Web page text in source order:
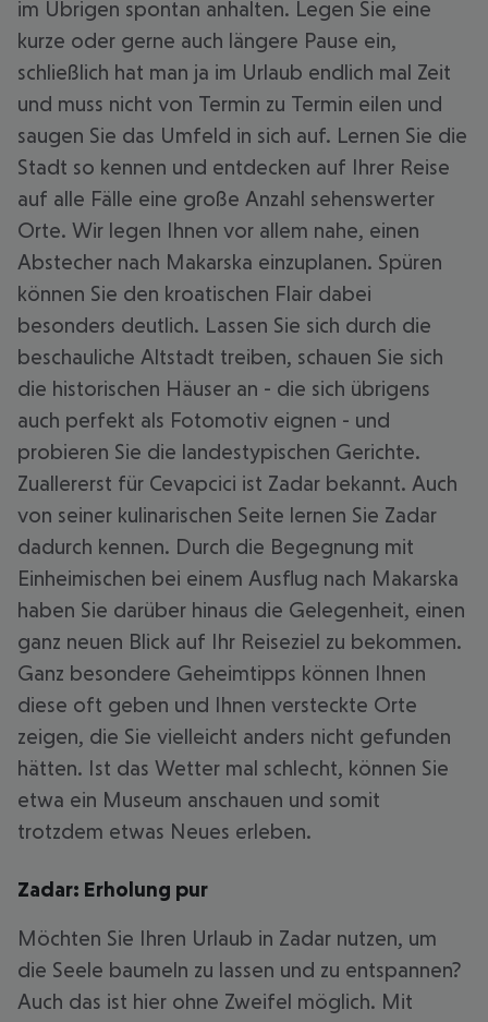
im Übrigen spontan anhalten. Legen Sie eine
kurze oder gerne auch längere Pause ein,
schließlich hat man ja im Urlaub endlich mal Zeit
und muss nicht von Termin zu Termin eilen und
saugen Sie das Umfeld in sich auf. Lernen Sie die
Stadt so kennen und entdecken auf Ihrer Reise
auf alle Fälle eine große Anzahl sehenswerter
Orte. Wir legen Ihnen vor allem nahe, einen
Abstecher nach Makarska einzuplanen. Spüren
können Sie den kroatischen Flair dabei
besonders deutlich. Lassen Sie sich durch die
beschauliche Altstadt treiben, schauen Sie sich
die historischen Häuser an - die sich übrigens
auch perfekt als Fotomotiv eignen - und
probieren Sie die landestypischen Gerichte.
Zuallererst für Cevapcici ist Zadar bekannt. Auch
von seiner kulinarischen Seite lernen Sie Zadar
dadurch kennen. Durch die Begegnung mit
Einheimischen bei einem Ausflug nach Makarska
haben Sie darüber hinaus die Gelegenheit, einen
ganz neuen Blick auf Ihr Reiseziel zu bekommen.
Ganz besondere Geheimtipps können Ihnen
diese oft geben und Ihnen versteckte Orte
zeigen, die Sie vielleicht anders nicht gefunden
hätten. Ist das Wetter mal schlecht, können Sie
etwa ein Museum anschauen und somit
trotzdem etwas Neues erleben.
Zadar: Erholung pur
Möchten Sie Ihren Urlaub in Zadar nutzen, um
die Seele baumeln zu lassen und zu entspannen?
Auch das ist hier ohne Zweifel möglich. Mit